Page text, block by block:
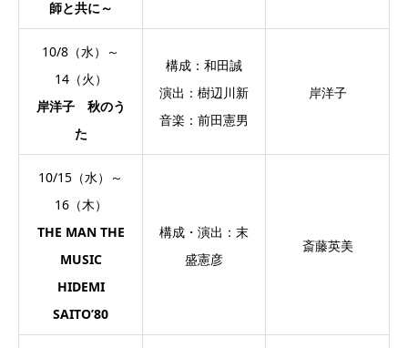
師と共に～
10/8（水）～
14（火）
岸洋子 秋のう
た
構成：和田誠
演出：樹辺川新
音楽：前田憲男
岸洋子
10/15（水）～
16（木）
THE MAN THE
MUSIC
HIDEMI
SAITO’80
構成・演出：末
盛憲彦
斎藤英美